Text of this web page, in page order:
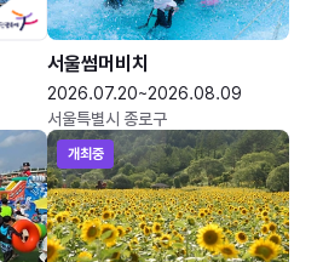
서울썸머비치
2026.07.20~2026.08.09
서울특별시 종로구
개최중